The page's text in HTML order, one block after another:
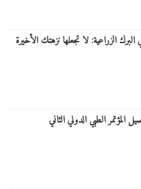
الزراعية: لا تجعلها نزهتك الأخيرة
المؤتمر الطبي الدولي الثاني